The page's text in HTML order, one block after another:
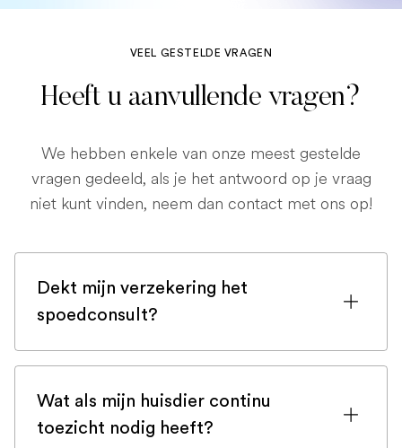
VEEL GESTELDE VRAGEN
Heeft u aanvullende vragen?
We hebben enkele van onze meest gestelde
vragen gedeeld, als je het antwoord op je vraag
niet kunt vinden, neem dan contact met ons op!
Dekt mijn verzekering het
spoedconsult?
Als u bent ingeschreven bij een
dat een spoedconsult wordt gedekt.
Maar controleer voor de zekerheid uw
Wat als mijn huisdier continu
toezicht nodig heeft?